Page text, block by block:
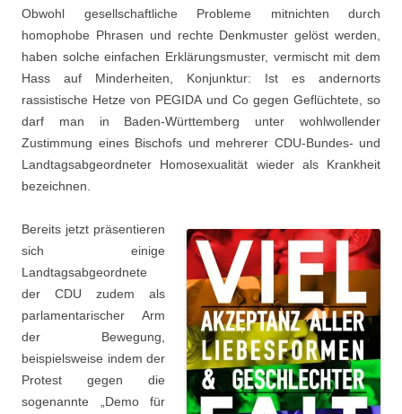
Obwohl gesellschaftliche Probleme mitnichten durch
homophobe Phrasen und rechte Denkmuster gelöst werden,
haben solche einfachen Erklärungsmuster, vermischt mit dem
Hass auf Minderheiten, Konjunktur: Ist es andernorts
rassistische Hetze von PEGIDA und Co gegen Geflüchtete, so
darf man in Baden-Württemberg unter wohlwollender
Zustimmung eines Bischofs und mehrerer CDU-Bundes- und
Landtagsabgeordneter Homosexualität wieder als Krankheit
bezeichnen.
Bereits jetzt präsentieren
sich einige
Landtagsabgeordnete
der CDU zudem als
parlamentarischer Arm
der Bewegung,
beispielsweise indem der
Protest gegen die
sogenannte „Demo für